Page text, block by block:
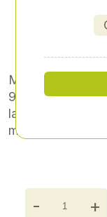
Mug en
91 mm,
lave-
machine CLAAS.
- +